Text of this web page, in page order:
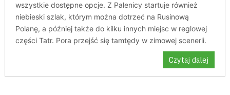
wszystkie dostępne opcje. Z Palenicy startuje również
niebieski szlak, którym można dotrzeć na Rusinową
Polanę, a później także do kilku innych miejsc w reglowej
części Tatr. Pora przejść się tamtędy w zimowej scenerii.
Czytaj dalej